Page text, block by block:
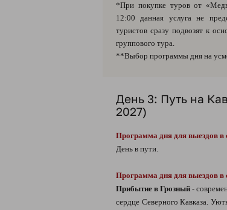
*При покупке туров от
12:00 данная услуга не
туристов сразу подвозят к
группового тура.
**Выбор программы дня на
День 3: Путь на
2027)
Программа дня для выездов в
День в пути.
Программа дня для выездов в
Прибытие в Грозный -
сердце Северного Кавказа.